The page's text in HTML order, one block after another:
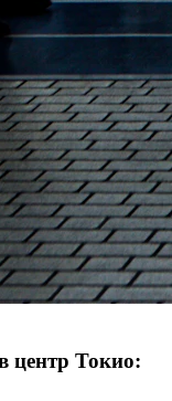
центр Токио: